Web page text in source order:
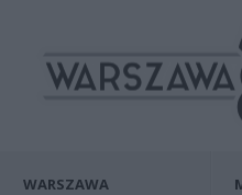
WARSZAWA